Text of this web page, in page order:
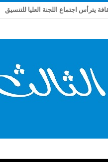
يترأس اجتماع اللجنة العليا للتنسيق